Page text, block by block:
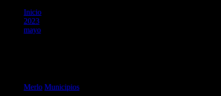
Inicio
2023
mayo
Merlo Municipios